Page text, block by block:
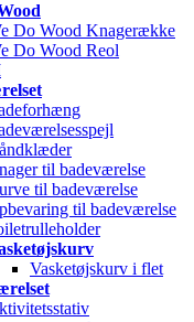
Do Wood Knagerække
Do Wood Reol
til badeværelse
til badeværelse
til badeværelse
Vasketøjskurv i flet